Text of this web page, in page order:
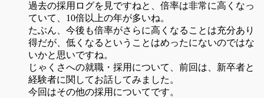
過去の採用ログを見ですねと、倍率は非常に高くなっ
ていて、10倍以上の年が多いね。
たぶん、今後も倍率がさらに高くなることは充分あり
得だが、低くなるということはめったにないのではな
いかと思いですね。
じゃくさへの就職・採用について、前回は、新卒者と
経験者に関してお話してみました。
今回はその他の採用についてです。